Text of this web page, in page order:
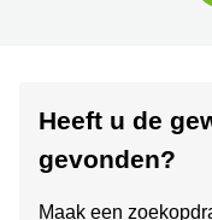
Heeft u de
gevonden?
Maak een